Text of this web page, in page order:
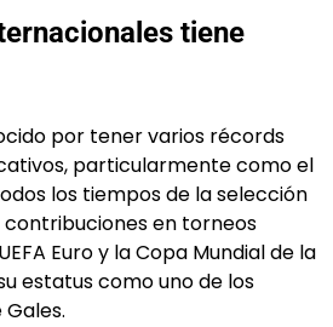
tiene
por tener varios récords
particularmente como el
los tiempos de la selección
contribuciones en torneos
Euro y la Copa Mundial de la
estatus como uno de los